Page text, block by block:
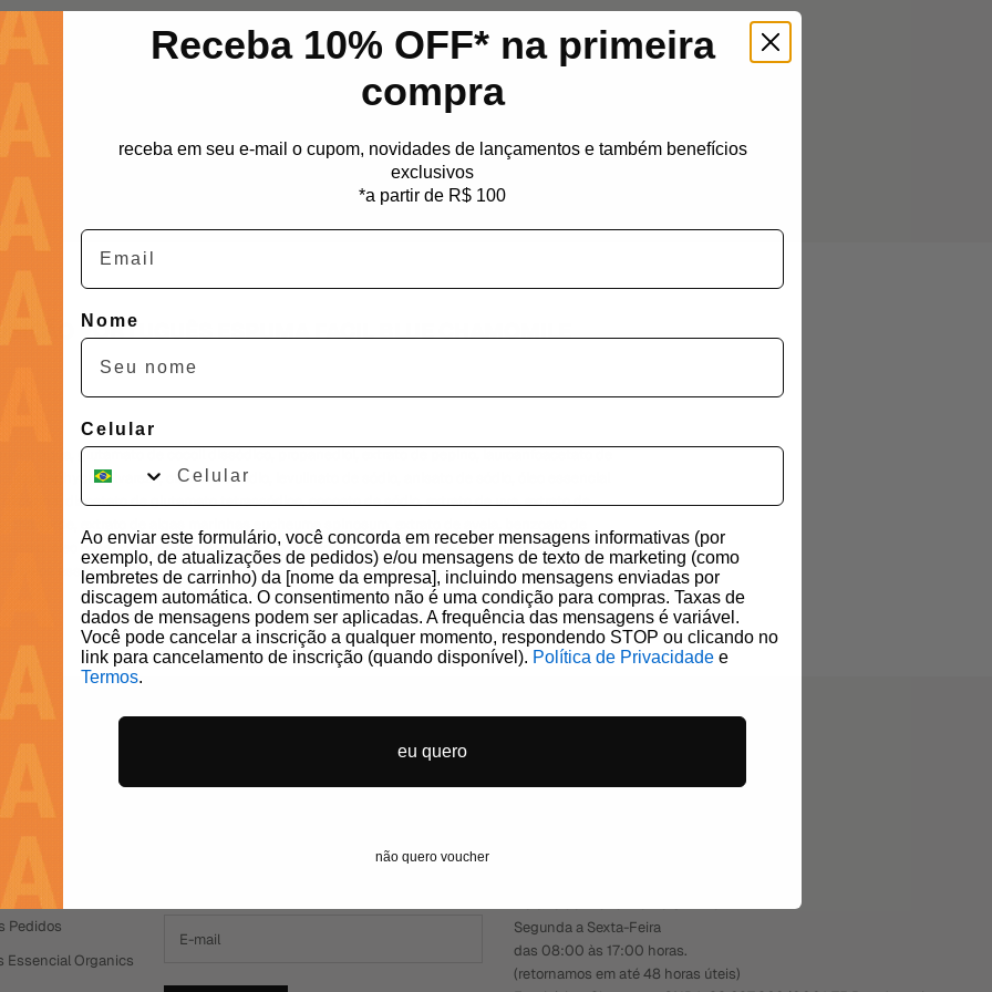
PORTUGUÊS ESPUMA FACIL BLUE CHAMOMILE
água, glutamato de cocoil dissódico, propanediol, extrato de pepino, lauroanfoacetato de
kappaphycus alvarezii, cloreto de sódio, levulinato de sódio, anisato de sódio, óleo essencial
glicerina, diacetato de glutamato tetrassódico, cocoato de sódio, extrato de uva, extrato de
chá verde, extrato de algas marinhas eucheuma spinosum, extrato de aveia, benzoato de
óleo essencial de camomila azul, ácido lático, linalol, cumarina. *Ingredientes de origem
óleos essenciais.
De Ajuda?
frequentes
de atendimento
Pedidos
Essencial Organics
Cadastre-se em nossa newsletter para receber
Segunda a Sexta-Feira
das 08:00 às 17:00 horas.
(retornamos em até 48 horas úteis)
Receba 10% OFF* na primeira
compra
receba em seu e-mail o cupom, novidades de lançamentos e também benefícios
exclusivos
*a partir de R$ 100
Email
Nome
Celular
Ao enviar este formulário, você concorda em receber mensagens informativas (por
exemplo, de atualizações de pedidos) e/ou mensagens de texto de marketing (como
lembretes de carrinho) da [nome da empresa], incluindo mensagens enviadas por
discagem automática. O consentimento não é uma condição para compras. Taxas de
dados de mensagens podem ser aplicadas. A frequência das mensagens é variável.
Você pode cancelar a inscrição a qualquer momento, respondendo STOP ou clicando no
link para cancelamento de inscrição (quando disponível). Política de Privacidade e
Termos.
eu quero
não quero voucher